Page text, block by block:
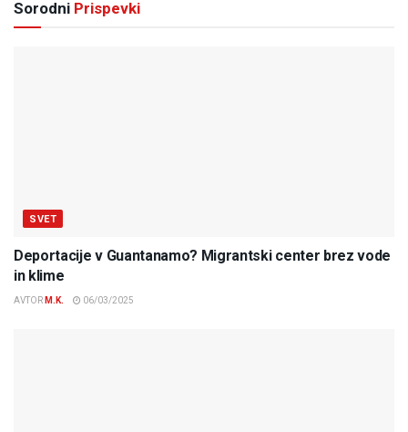
Sorodni Prispevki
SVET
Deportacije v Guantanamo? Migrantski center brez vode
in klime
AVTOR M.K. 06/03/2025